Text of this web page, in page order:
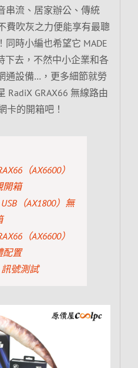
串流、居家辦公、傳統
費吹灰之力便能享有最聰
時小編也希望它 MADE
下去，不然中小企業和各
通設備…，更多細節就勞
RadiX GRAX66 無線路由
卡的開箱吧！
（AX6600）
開箱
（AX1800）無
（AX6600）
配置
訊號測試